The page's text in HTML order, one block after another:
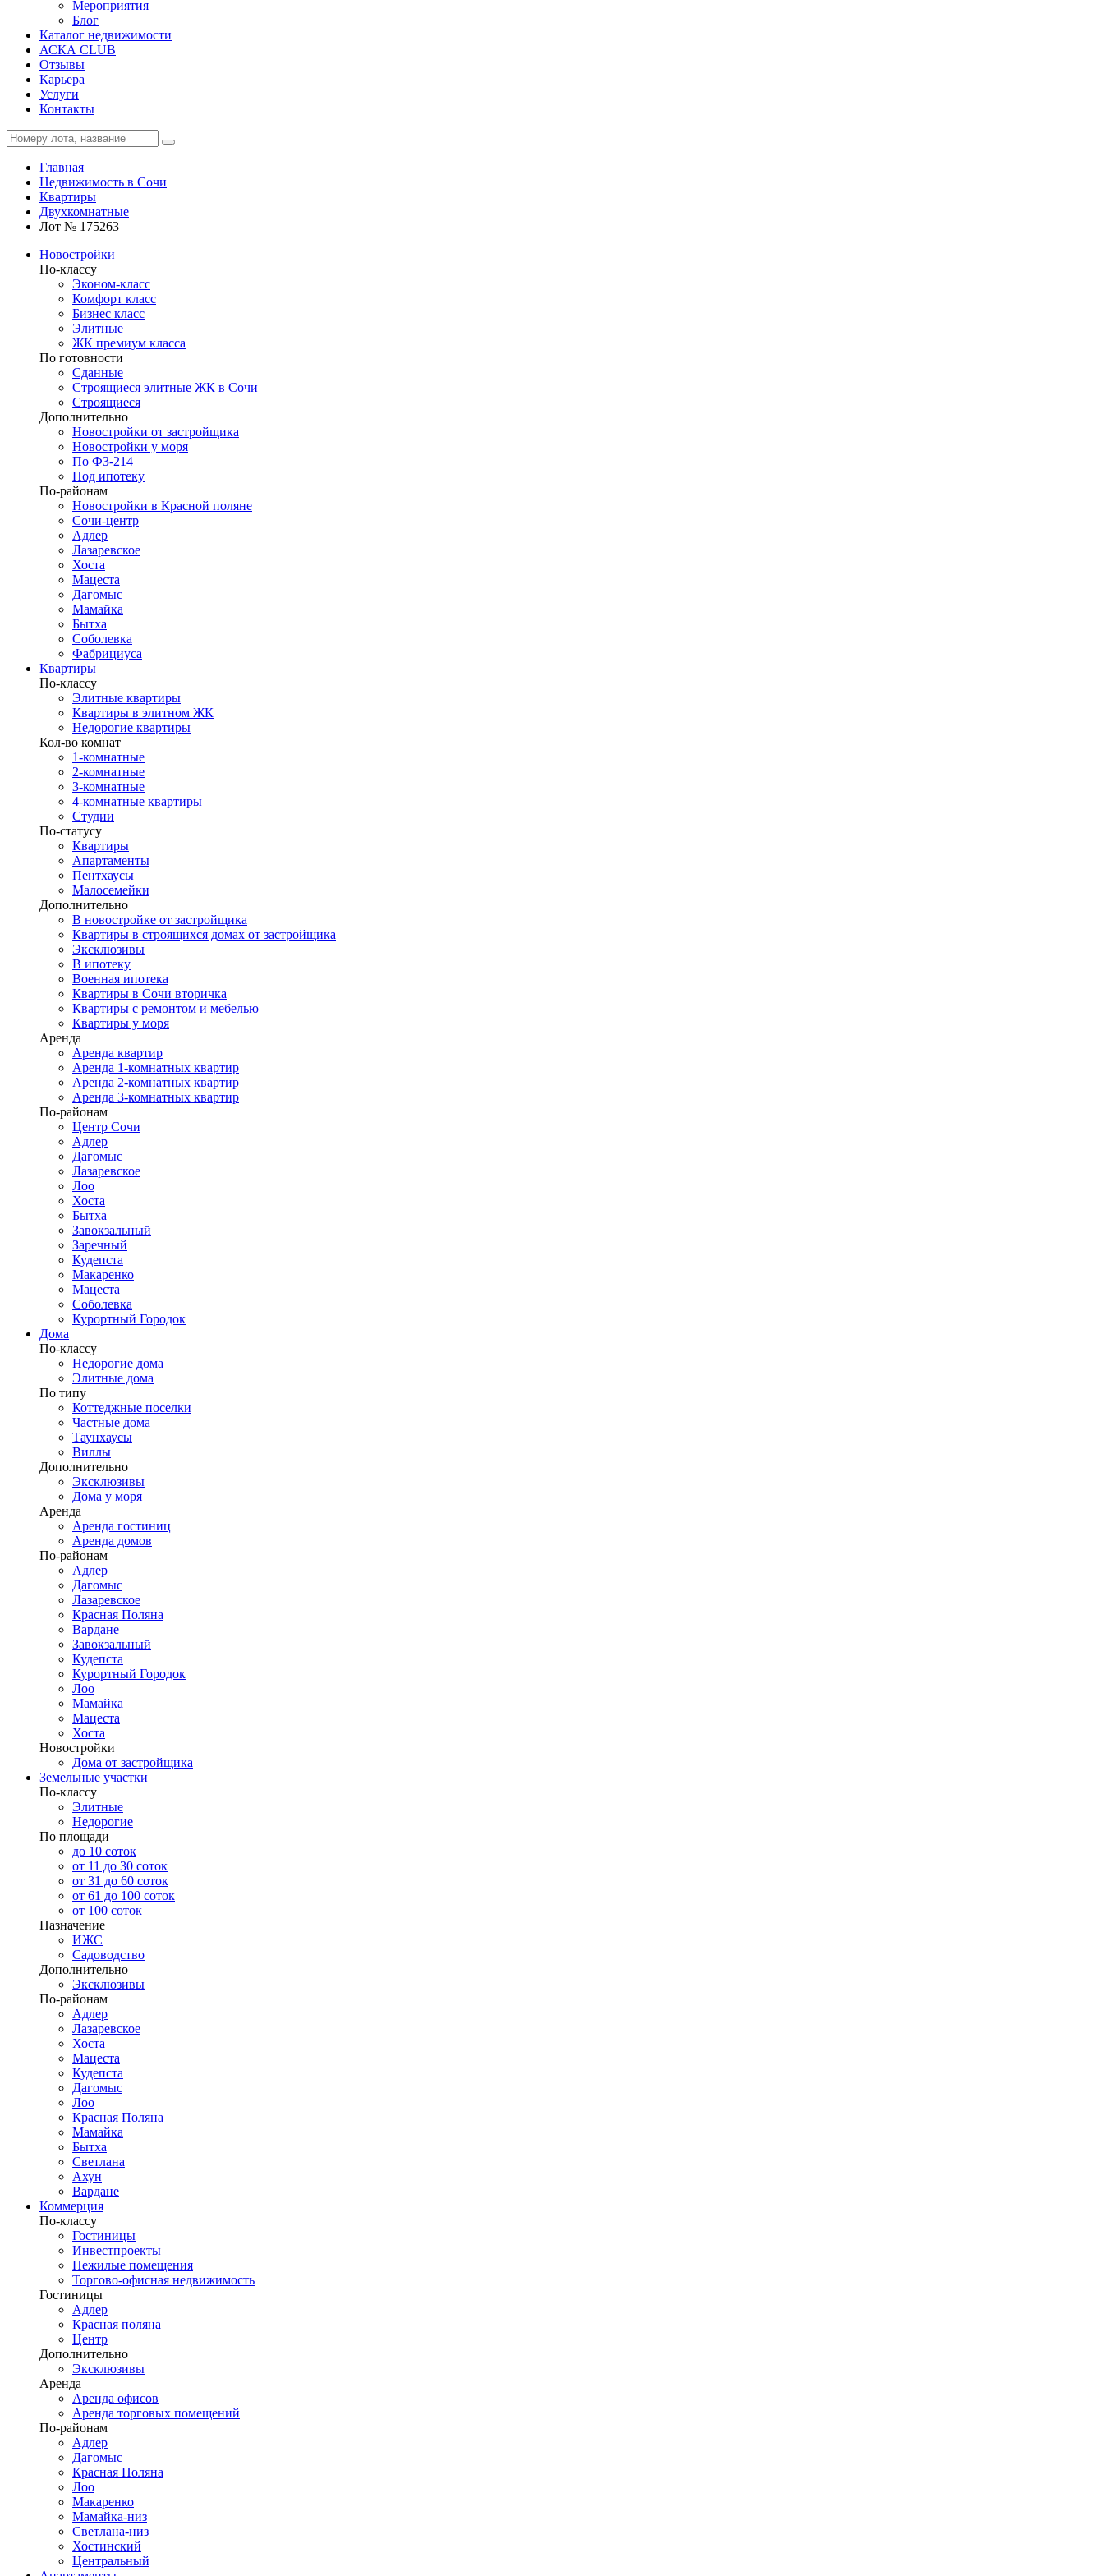
Мероприятия
Блог
Каталог недвижимости
АСКА CLUB
Отзывы
Карьера
Услуги
Контакты
Главная
Недвижимость в Сочи
Квартиры
Двухкомнатные
Лот № 175263
Новостройки
По-классу
Эконом-класс
Комфорт класс
Бизнес класс
Элитные
ЖК премиум класса
По готовности
Сданные
Строящиеся элитные ЖК в Сочи
Строящиеся
Дополнительно
Новостройки от застройщика
Новостройки у моря
По ФЗ-214
Под ипотеку
По-районам
Новостройки в Красной поляне
Сочи-центр
Адлер
Лазаревское
Хоста
Мацеста
Дагомыс
Мамайка
Бытха
Соболевка
Фабрициуса
Квартиры
По-классу
Элитные квартиры
Квартиры в элитном ЖК
Недорогие квартиры
Кол-во комнат
1-комнатные
2-комнатные
3-комнатные
4-комнатные квартиры
Студии
По-статусу
Квартиры
Апартаменты
Пентхаусы
Малосемейки
Дополнительно
В новостройке от застройщика
Квартиры в строящихся домах от застройщика
Эксклюзивы
В ипотеку
Военная ипотека
Квартиры в Сочи вторичка
Квартиры с ремонтом и мебелью
Квартиры у моря
Аренда
Аренда квартир
Аренда 1-комнатных квартир
Аренда 2-комнатных квартир
Аренда 3-комнатных квартир
По-районам
Центр Сочи
Адлер
Дагомыс
Лазаревское
Лоо
Хоста
Бытха
Завокзальный
Заречный
Кудепста
Макаренко
Мацеста
Соболевка
Курортный Городок
Дома
По-классу
Недорогие дома
Элитные дома
По типу
Коттеджные поселки
Частные дома
Таунхаусы
Виллы
Дополнительно
Эксклюзивы
Дома у моря
Аренда
Аренда гостиниц
Аренда домов
По-районам
Адлер
Дагомыс
Лазаревское
Красная Поляна
Вардане
Завокзальный
Кудепста
Курортный Городок
Лоо
Мамайка
Мацеста
Хоста
Новостройки
Дома от застройщика
Земельные участки
По-классу
Элитные
Недорогие
По площади
до 10 соток
от 11 до 30 соток
от 31 до 60 соток
от 61 до 100 соток
от 100 соток
Назначение
ИЖС
Садоводство
Дополнительно
Эксклюзивы
По-районам
Адлер
Лазаревское
Хоста
Мацеста
Кудепста
Дагомыс
Лоо
Красная Поляна
Мамайка
Бытха
Светлана
Ахун
Вардане
Коммерция
По-классу
Гостиницы
Инвестпроекты
Нежилые помещения
Торгово-офисная недвижимость
Гостиницы
Адлер
Красная поляна
Центр
Дополнительно
Эксклюзивы
Аренда
Аренда офисов
Аренда торговых помещений
По-районам
Адлер
Дагомыс
Красная Поляна
Лоо
Макаренко
Мамайка-низ
Светлана-низ
Хостинский
Центральный